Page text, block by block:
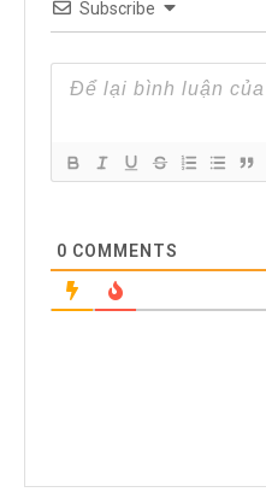
Subscribe
0 COMMENTS